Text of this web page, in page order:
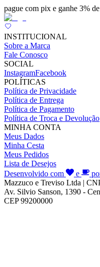
pague com pix e ganhe 3%
INSTITUCIONAL
Sobre a Marca
Fale Conosco
SOCIAL
InstagramFacebook
POLÍTICAS
Política de Privacidade
Política de Entrega
Política de Pagamento
Política de Troca e Devolução
MINHA CONTA
Meus Dados
Minha Cesta
Meus Pedidos
Lista de Desejos
Desenvolvido com
e
Mazzuco e Treviso Ltda |
Av. Silvio Sanson, 1390 -
CEP 99200000